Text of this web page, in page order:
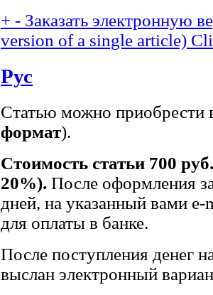
+ - Заказать электронную
version of a single article)
Рус
Статью можно приобрести
формат).
Стоимость статьи 700
20%). После оформления
дней, на указанный вами e-
для оплаты в банке.
После поступления денег
выслан электронный